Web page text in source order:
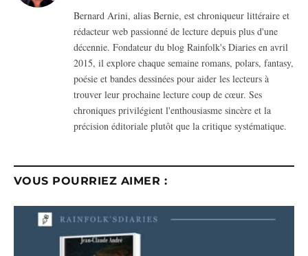
Bernard Arini, alias Bernie, est chroniqueur littéraire et
rédacteur web passionné de lecture depuis plus d'une
décennie. Fondateur du blog Rainfolk's Diaries en avril
2015, il explore chaque semaine romans, polars, fantasy,
poésie et bandes dessinées pour aider les lecteurs à
trouver leur prochaine lecture coup de cœur. Ses
chroniques privilégient l'enthousiasme sincère et la
précision éditoriale plutôt que la critique systématique.
VOUS POURRIEZ AIMER :